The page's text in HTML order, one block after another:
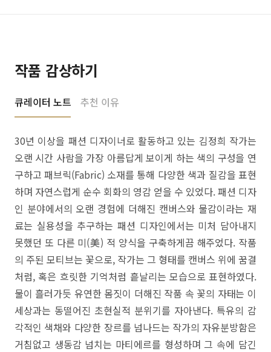
작품 감상하기
큐레이터 노트 추천 이유
30년 이상을 패션 디자이너로 활동하고 있는 김정희 작가는
오랜 시간 사람을 가장 아름답게 보이게 하는 색의 구성을 연
구하고 패브릭(Fabric) 소재를 통해 다양한 색과 질감을 표현
하며 자연스럽게 순수 회화의 영감 얻을 수 있었다. 패션 디자
인 분야에서의 오랜 경험에 더해진 캔버스와 물감이라는 재
료는 실용성을 추구하는 패션 디자인에서는 미처 담아내지
못했던 또 다른 미(美) 적 양식을 구축하게끔 해주었다. 작품
의 주된 모티브는 꽃으로, 작가는 그 형태를 캔버스 위에 꿈결
처럼, 혹은 흐릿한 기억처럼 흩날리는 모습으로 표현하였다.
물이 흘러가듯 유연한 몸짓이 더해진 작품 속 꽃의 자태는 이
세상과는 동떨어진 초현실적 분위기를 자아낸다. 특유의 감
각적인 색채와 다양한 장르를 넘나드는 작가의 자유분방함은
거침없고 생동감 넘치는 마티에르를 형성하며 그 속에 담긴